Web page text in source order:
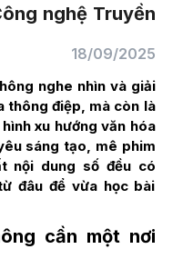
nghệ Truyền
18/09/2025
nghe nhìn và giải
thông điệp, mà còn là
xu hướng văn hóa
sáng tạo, mê phim
nội dung số đều có
đâu để vừa học bài
cần một nơi